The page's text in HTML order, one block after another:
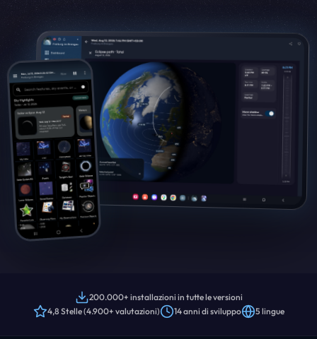
200.000+ installazioni in tutte le versioni
4,8 Stelle (4.900+ valutazioni)
14 anni di sviluppo 5 lingue